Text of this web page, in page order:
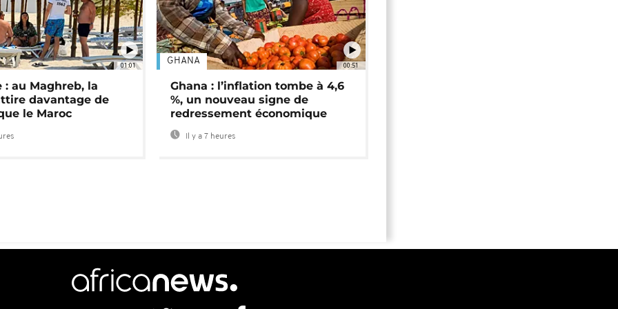
01:01
: au Maghreb, la
davantage de
le Maroc
00:51
GHANA
Ghana : l’inflation tombe à 4,6
%, un nouveau signe de
redressement économique
Il y a 7 heures